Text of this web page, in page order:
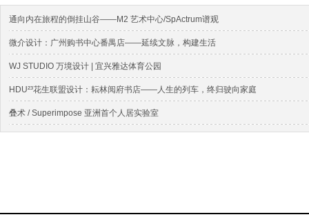
通向内在旅程的倒挂山谷——M2 艺术中心/SpActrum谱观
微介设计：广州购书中心番禺店——延续文脉，构建生活
WJ STUDIO 万境设计 | 宜兴雅达体育公园
HDU²³花生联盟设计：耘林阅府书店——人生的列车，终归驶向家庭
叠术 / Superimpose 亚洲⾸个⼈居实验室